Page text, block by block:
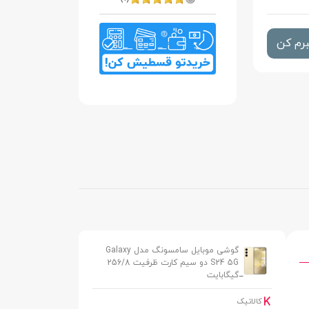
کن
گوشی موبایل سامسونگ مدل Galaxy
S24 5G دو سیم کارت ظرفیت 256/8
گیگابایت
کالاتیک